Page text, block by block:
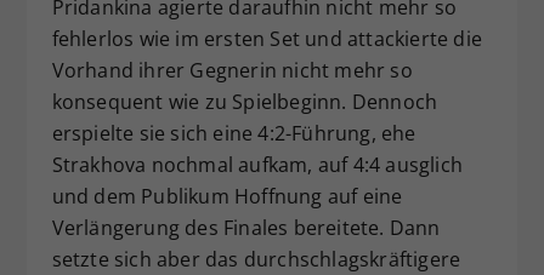
Pridankina agierte daraufhin nicht mehr so
fehlerlos wie im ersten Set und attackierte die
Vorhand ihrer Gegnerin nicht mehr so
konsequent wie zu Spielbeginn. Dennoch
erspielte sie sich eine 4:2-Führung, ehe
Strakhova nochmal aufkam, auf 4:4 ausglich
und dem Publikum Hoffnung auf eine
Verlängerung des Finales bereitete. Dann
setzte sich aber das durchschlagskräftigere